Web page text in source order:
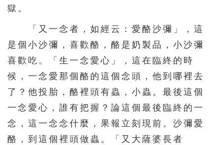
獄。
「又一念者，如經云：愛酪沙彌」，這
是個小沙彌，喜歡酪，酪是奶製品，小沙彌
喜歡吃。「生一念愛心」，這在臨終的時
候，一念愛那個酪的這個念頭，他到哪裡去
了？他投胎，酪裡頭有蟲，小蟲。最後這個
一念愛心，誰有把握？論這個最後臨終的一
念，這一念念什麼，果報立刻現前。沙彌愛
酪，到這個裡頭做蟲。「又大薩婆長者